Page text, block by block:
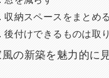
収納スペースをまとめる
後付けできるものは取
の新築を魅力的に